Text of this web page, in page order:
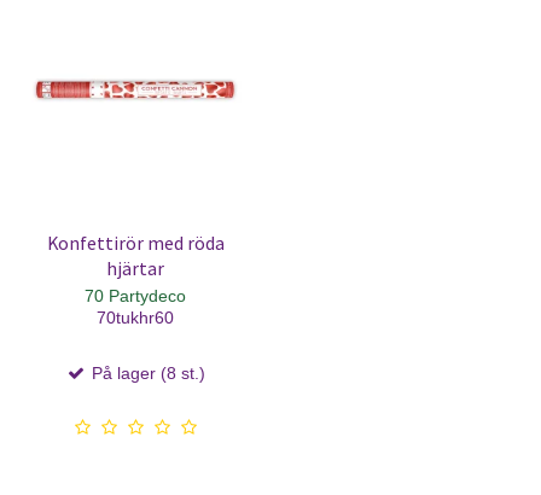
Konfettirör med röda
hjärtar
70 Partydeco
70tukhr60
På lager (8 st.)